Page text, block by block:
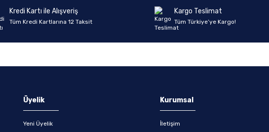
Kredi Kartı ile Alışveriş
Tüm Kredi Kartlarına 12 Taksit
Kargo Teslimat
Tüm Türkiye’ye Kargo!
Üyelik
Yeni Üyelik
Kurumsal
İletişim